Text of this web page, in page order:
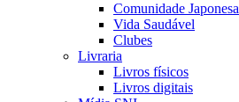
Comunidade Japonesa
Vida Saudável
Clubes
Livraria
Livros físicos
Livros digitais